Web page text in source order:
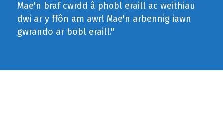
Mae'n braf cwrdd â phobl eraill ac weithiau
dwi ar y ffôn am awr! Mae'n arbennig iawn
gwrando ar bobl eraill."